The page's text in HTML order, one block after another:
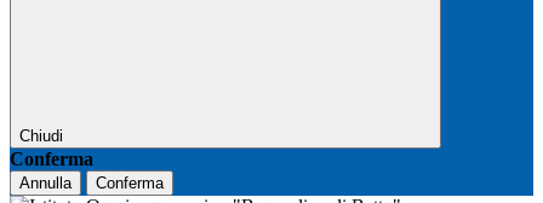
Chiudi
Conferma
Annulla Conferma